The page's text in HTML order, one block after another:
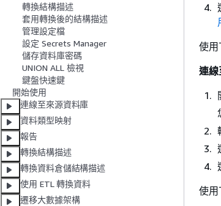
轉換結構描述
套用轉換後的結構描述
管理設定檔
設定 Secrets Manager
儲存資料庫密碼
UNION ALL 檢視
鍵盤快速鍵
開始使用
連線至來源資料庫
資料類型映射
報告
轉換結構描述
轉換資料倉儲結構描述
使用 ETL 轉換資料
遷移大數據架構
使用
連線
使用